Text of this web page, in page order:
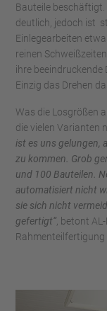
Bauteile beschäftigt.
deutlich, jedoch ist
Einlegearbeiten
reinen
ihre beeindruckende
Einzig das Drehen
Was die Losgrößen
die vielen Varianten
ist es uns gelungen,
zu kommen. Grob
und 100 Bauteilen.
automatisiert nicht
sie sich nicht
gefertigt“ , betont
Rahmenteilfertigung